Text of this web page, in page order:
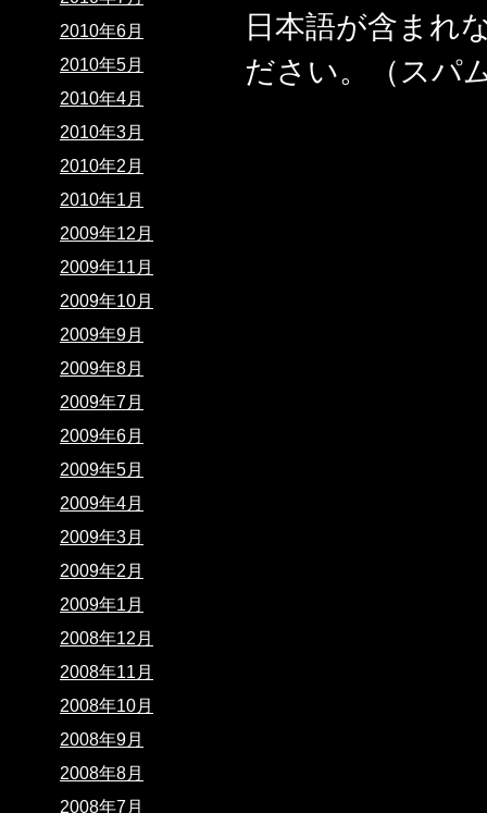
日本語が含まれ
ださい。（スパ
2010年6月
2010年5月
2010年4月
2010年3月
2010年2月
2010年1月
2009年12月
2009年11月
2009年10月
2009年9月
2009年8月
2009年7月
2009年6月
2009年5月
2009年4月
2009年3月
2009年2月
2009年1月
2008年12月
2008年11月
2008年10月
2008年9月
2008年8月
2008年7月